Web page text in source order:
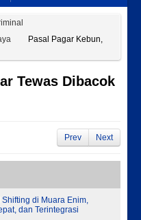
Pasal Pagar Kebun,
Tewas Dibacok
Prev Next
di Muara Enim,
dan Terintegrasi